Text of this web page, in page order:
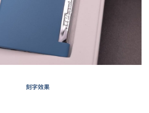
刻字效果